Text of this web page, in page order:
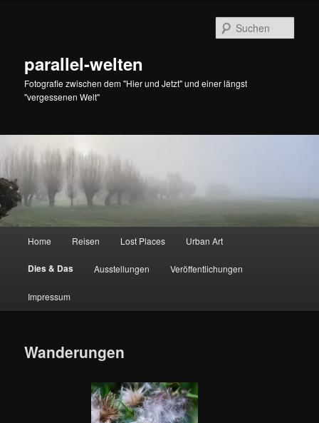
parallel-welten
Fotografie zwischen dem "Hier und Jetzt" und einer längst
"vergessenen Welt"
Home Reisen Lost Places Urban Art
Dies & Das Ausstellungen Veröffentlichungen
Impressum
Wanderungen